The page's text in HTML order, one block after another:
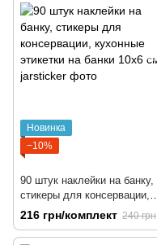
Новинка
−10%
90 штук наклейки на банку,
стикеры для консервации,
кухонные этикетки на банки
10x6 cм
216 грн/комплект 240 грн